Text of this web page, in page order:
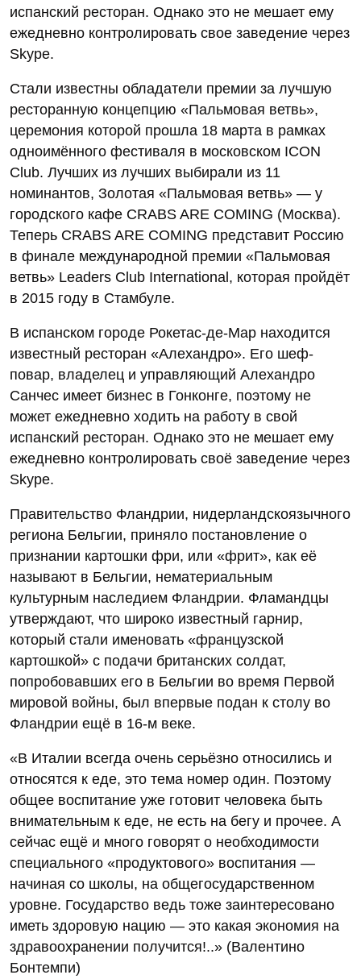
испанский ресторан. Однако это не мешает ему
ежедневно контролировать свое заведение через
Skype.
Стали известны обладатели премии за лучшую
ресторанную концепцию «Пальмовая ветвь»,
церемония которой прошла 18 марта в рамках
одноимённого фестиваля в московском ICON
Club. Лучших из лучших выбирали из 11
номинантов, Золотая «Пальмовая ветвь» — у
городского кафе CRABS ARE COMING (Москва).
Теперь CRABS ARE COMING представит Россию
в финале международной премии «Пальмовая
ветвь» Leaders Club International, которая пройдёт
в 2015 году в Стамбуле.
В испанском городе Рокетас-де-Мар находится
известный ресторан «Алехандро». Его шеф-
повар, владелец и управляющий Алехандро
Санчес имеет бизнес в Гонконге, поэтому не
может ежедневно ходить на работу в свой
испанский ресторан. Однако это не мешает ему
ежедневно контролировать своё заведение через
Skype.
Правительство Фландрии, нидерландскоязычного
региона Бельгии, приняло постановление о
признании картошки фри, или «фрит», как её
называют в Бельгии, нематериальным
культурным наследием Фландрии. Фламандцы
утверждают, что широко известный гарнир,
который стали именовать «французской
картошкой» с подачи британских солдат,
попробовавших его в Бельгии во время Первой
мировой войны, был впервые подан к столу во
Фландрии ещё в 16-м веке.
«В Италии всегда очень серьёзно относились и
относятся к еде, это тема номер один. Поэтому
общее воспитание уже готовит человека быть
внимательным к еде, не есть на бегу и прочее. А
сейчас ещё и много говорят о необходимости
специального «продуктового» воспитания —
начиная со школы, на общегосударственном
уровне. Государство ведь тоже заинтересовано
иметь здоровую нацию — это какая экономия на
здравоохранении получится!..» (Валентино
Бонтемпи)